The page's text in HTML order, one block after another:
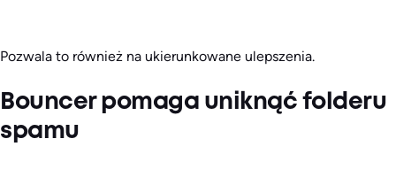
Pozwala to również na ukierunkowane ulepszenia.
Bouncer pomaga uniknąć folderu
spamu